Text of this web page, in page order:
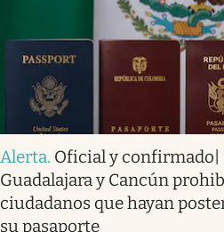
Alerta. Oficial y confirmado|
Guadalajara y Cancún
ciudadanos que hayan
su pasaporte